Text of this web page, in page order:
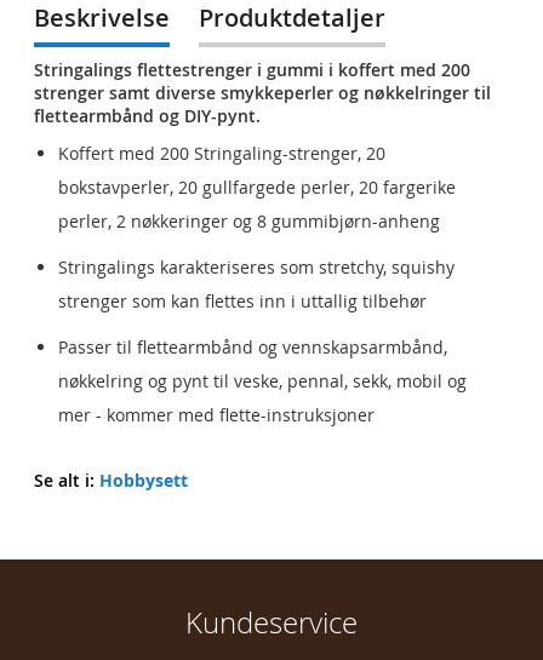
Beskrivelse
Stringalings flettestrenger i gummi i koffert med 200
strenger samt diverse smykkeperler og nøkkelringer til
flettearmbånd og DIY-pynt.
Koffert med 200 Stringaling-strenger, 20
bokstavperler, 20 gullfargede perler, 20 fargerike
perler, 2 nøkkeringer og 8 gummibjørn-anheng
Stringalings karakteriseres som stretchy, squishy
strenger som kan flettes inn i uttallig tilbehør
Passer til flettearmbånd og vennskapsarmbånd,
nøkkelring og pynt til veske, pennal, sekk, mobil og
mer - kommer med flette-instruksjoner
Produktdetaljer
Se alt i: Hobbysett
Kundeservice